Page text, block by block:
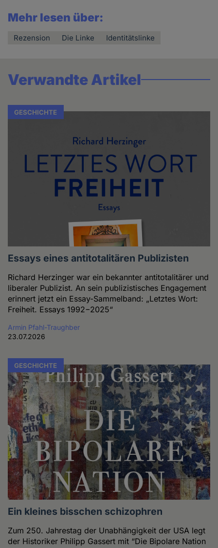
Mehr lesen über:
Rezension Die Linke Identitätslinke
Verwandte Artikel
GESCHICHTE
Essays eines antitotalitären Publizisten
Richard Herzinger war ein bekannter antitotalitärer und
liberaler Publizist. An sein publizistisches Engagement
erinnert jetzt ein Essay-Sammelband: „Letztes Wort:
Freiheit. Essays 1992−2025“
Armin Pfahl-Traughber
23.07.2026
GESCHICHTE
Ein kleines bisschen schizophren
Zum 250. Jahrestag der Unabhängigkeit der USA legt
der Historiker Philipp Gassert mit “Die Bipolare Nation